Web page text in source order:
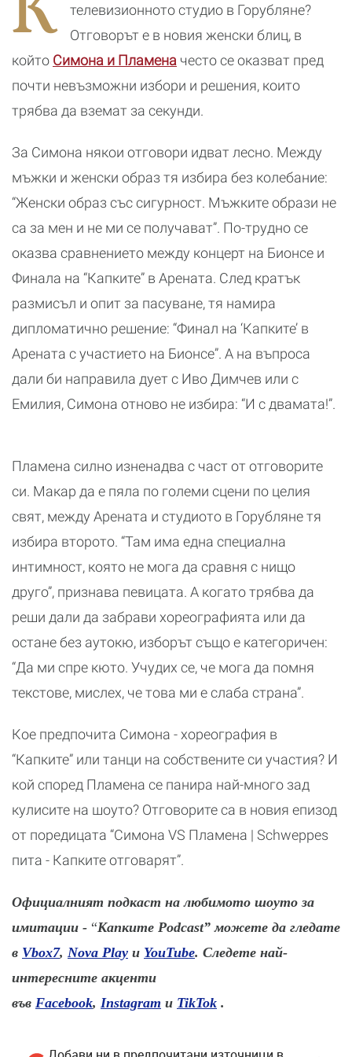
битки тази есен
манастир
телевизионното студио в Горубляне?
Отговорът е в новия женски блиц, в
който Симона и Пламена често се оказват пред
почти невъзможни избори и решения, които
трябва да вземат за секунди.
За Симона някои отговори идват лесно. Между
мъжки и женски образ тя избира без колебание:
“Женски образ със сигурност. Мъжките образи не
са за мен и не ми се получават”. По-трудно се
оказва сравнението между концерт на Бионсе и
Финала на “Капките” в Арената. След кратък
размисъл и опит за пасуване, тя намира
дипломатично решение: “Финал на ‘Капките’ в
Арената с участието на Бионсе”. А на въпроса
дали би направила дует с Иво Димчев или с
Емилия, Симона отново не избира: “И с двамата!”.
Пламена силно изненадва с част от отговорите
си. Макар да е пяла по големи сцени по целия
свят, между Арената и студиото в Горубляне тя
избира второто. “Там има една специална
интимност, която не мога да сравня с нищо
друго”, признава певицата. А когато трябва да
реши дали да забрави хореографията или да
остане без аутокю, изборът също е категоричен:
“Да ми спре кюто. Учудих се, че мога да помня
текстове, мислех, че това ми е слаба страна”.
Кое предпочита Симона - хореография в
“Капките” или танци на собствените си участия? И
кой според Пламена се панира най-много зад
кулисите на шоуто? Отговорите са в новия епизод
от поредицата “Симона VS Пламена | Schweppes
пита - Капките отговарят”.
Официалният подкаст на любимото шоуто за
имитации - “Капките Podcast” можете да гледате
в Vbox7, Nova Play и YouTube. Следете най-
интересните акценти
във Facebook, Instagram и TikTok .